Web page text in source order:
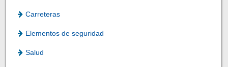
Carreteras
Elementos de seguridad
Salud